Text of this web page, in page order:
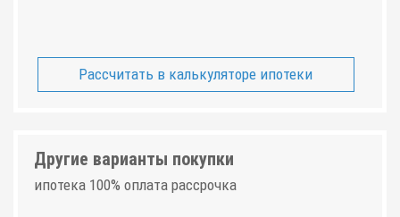
Рассчитать в калькуляторе ипотеки
Другие варианты покупки
ипотека 100% оплата рассрочка